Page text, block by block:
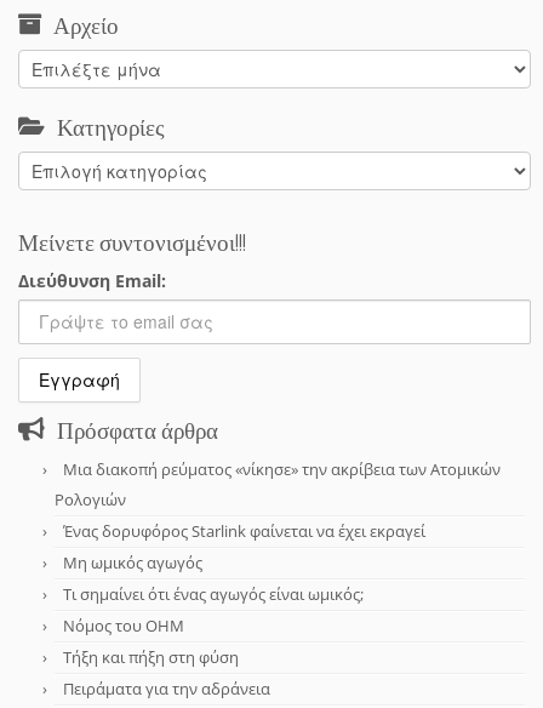
Αρχείο
Αρχείο
Κατηγορίες
Κατηγορίες
Μείνετε συντονισμένοι!!!
Διεύθυνση Email:
Πρόσφατα άρθρα
Μια διακοπή ρεύματος «νίκησε» την ακρίβεια των Ατομικών
Ρολογιών
Ένας δορυφόρος Starlink φαίνεται να έχει εκραγεί
Μη ωμικός αγωγός
Τι σημαίνει ότι ένας αγωγός είναι ωμικός;
Νόμος του OHM
Τήξη και πήξη στη φύση
Πειράματα για την αδράνεια